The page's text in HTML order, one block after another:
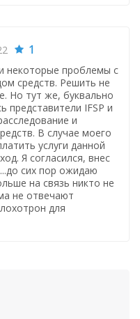
1
некоторые проблемы с
средств. Решить не
Но тут же, буквально
представители IFSP и
и
В случае моего
услуги данной
Я согласился, внес
сих пор ожидаю
на связь никто не
не отвечают
для